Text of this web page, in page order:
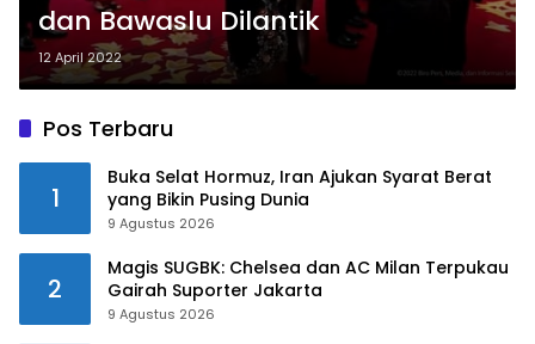
dan Bawaslu Dilantik
12 April 2022
Pos Terbaru
1
Buka Selat Hormuz, Iran Ajukan Syarat Berat
yang Bikin Pusing Dunia
9 Agustus 2026
2
Magis SUGBK: Chelsea dan AC Milan Terpukau
Gairah Suporter Jakarta
9 Agustus 2026